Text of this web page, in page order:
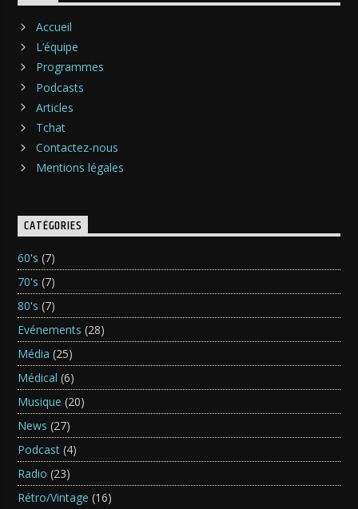
Accueil
L’équipe
Programmes
Podcasts
Articles
Tchat
Contactez-nous
Mentions légales
CATÉGORIES
60's (7)
70's (7)
80's (7)
Evénements (28)
Média (25)
Médical (6)
Musique (20)
News (27)
Podcast (4)
Radio (23)
Rétro/Vintage (16)